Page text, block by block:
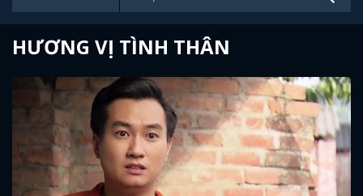
HƯƠNG VỊ TÌNH THÂN